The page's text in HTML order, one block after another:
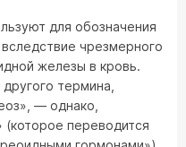
для обозначения
чрезмерного
железы в кровь.
термина,
— однако,
(которое переводится